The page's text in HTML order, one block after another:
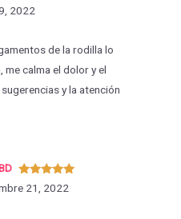
5de 5
2022
de la rodilla lo
me calma el dolor y el
y la atención
Valorado
con 5de 5
21, 2022